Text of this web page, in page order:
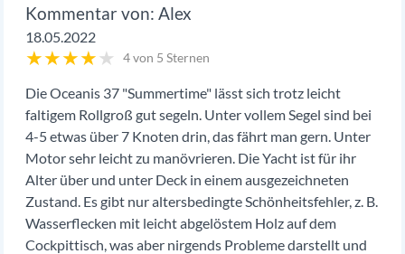
Alex
18.05.2022
★★★★★ 4 von 5 Sternen
Die Oceanis 37 "Summertime" lässt sich trotz leicht
faltigem Rollgroß gut segeln. Unter vollem Segel sind bei
4-5 etwas über 7 Knoten drin, das fährt man gern. Unter
Motor sehr leicht zu manövrieren. Die Yacht ist für ihr
Alter über und unter Deck in einem ausgezeichneten
Zustand. Es gibt nur altersbedingte Schönheitsfehler, z. B.
Wasserflecken mit leicht abgelöstem Holz auf dem
Cockpittisch, was aber nirgends Probleme darstellt und